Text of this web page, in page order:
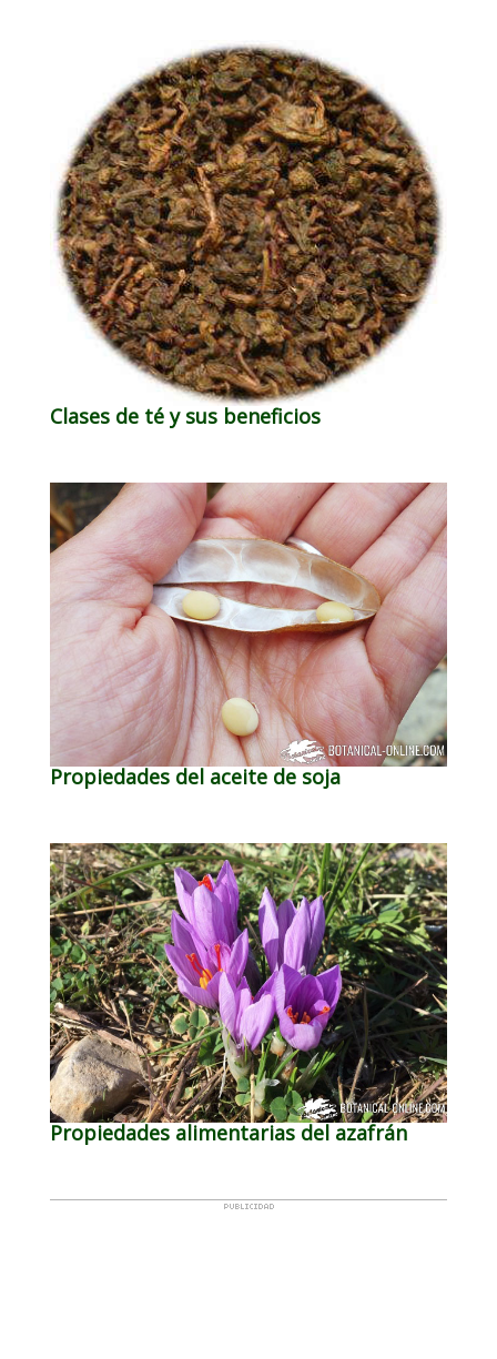
Clases de té y sus beneficios
Propiedades del aceite de soja
Propiedades alimentarias del azafrán